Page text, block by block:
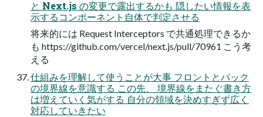
と Next.js の変更で露出するかも 隠したい情報を表
示するコンポーネント自体で判定させる
将来的には Request Interceptors で共通処理できるか
も https://github.com/vercel/next.js/pull/70961 こう考
える
仕組みを理解して使うことが大事 フロントとバック
の境界線を意識する この先、 境界線をまたぐ書き方
は増えていく気がする 自分の領域を決めすぎず広く
対応していきたい